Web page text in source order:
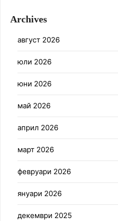
Archives
август 2026
юли 2026
юни 2026
май 2026
април 2026
март 2026
февруари 2026
януари 2026
декември 2025